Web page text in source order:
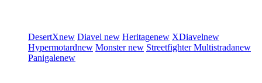
DesertXnew Diavel new Heritagenew XDiavelnew
Hypermotardnew Monsternew StreetfighterMultistradanew
Panigalenew